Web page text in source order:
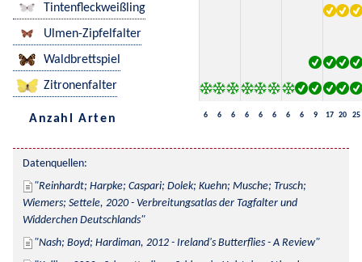
Tintenfleckweißling
Ulmen-Zipfelfalter
Waldbrettspiel
Zitronenfalter
Anzahl Arten 6 6 6 6 6 6 6 6 9 17 20 25
Datenquellen:
Reinhardt; Harpke; Caspari; Dolek; Kuehn; Musche; Trusch;
Wiemers; Settele, 2020 - Verbreitungsatlas der Tagfalter und
Widderchen Deutschlands
Nash; Boyd; Hardiman, 2012 - Ireland's Butterflies - A Review